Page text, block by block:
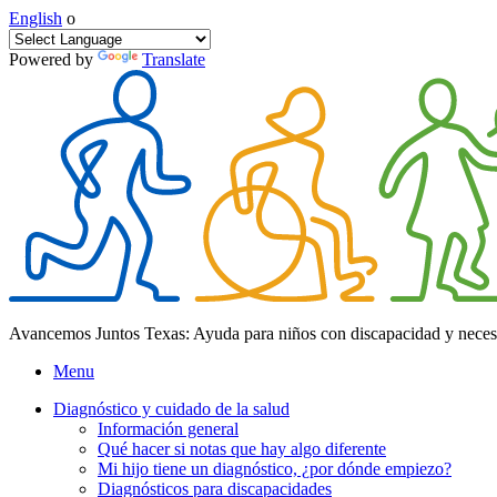
English o
Powered by Translate
Avancemos Juntos Texas: Ayuda para niños con discapacidad y
Menu
Diagnóstico y cuidado de la salud
Información general
Qué hacer si notas que hay algo diferente
Mi hijo tiene un diagnóstico, ¿por dónde empiezo?
Diagnósticos para discapacidades